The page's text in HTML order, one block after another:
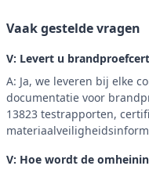
Vaak gestelde vragen
V: Levert u
A: Ja, we leveren bij elke
documentatie voor
13823 testrapporten,
V: Hoe wordt de